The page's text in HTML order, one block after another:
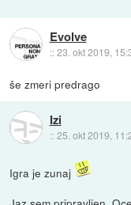
Evolve
::23. okt 2019,
še zmeri predrago
Izi
::25. okt 2019,
Igra je zunaj